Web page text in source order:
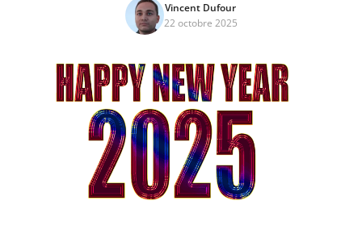
Vincent Dufour
22 octobre 2025